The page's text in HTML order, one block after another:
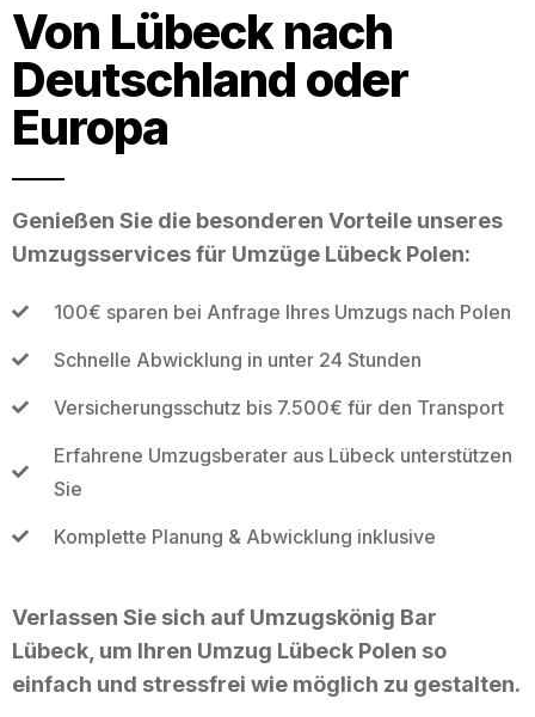
Von Lübeck nach
Deutschland oder
Europa
Genießen Sie die besonderen Vorteile unseres
Umzugsservices für Umzüge Lübeck Polen:
100€ sparen bei Anfrage Ihres Umzugs nach Polen
Schnelle Abwicklung in unter 24 Stunden
Versicherungsschutz bis 7.500€ für den Transport
Erfahrene Umzugsberater aus Lübeck unterstützen
Sie
Komplette Planung & Abwicklung inklusive
Verlassen Sie sich auf Umzugskönig Bar
Lübeck, um Ihren Umzug Lübeck Polen so
einfach und stressfrei wie möglich zu gestalten.